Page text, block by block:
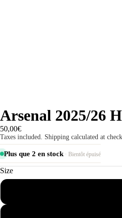
Arsenal 2025/26
50,00€
Taxes included. Shipping calculated at
Plus que 2 en stock· Bientôt épuisé
Size